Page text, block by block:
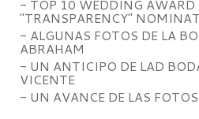
- TOP 10 WEDDING
"TRANSPARENCY"
- ALGUNAS FOTOS DE LA
ABRAHAM
- UN ANTICIPO DE LAD
VICENTE
- UN AVANCE DE LAS